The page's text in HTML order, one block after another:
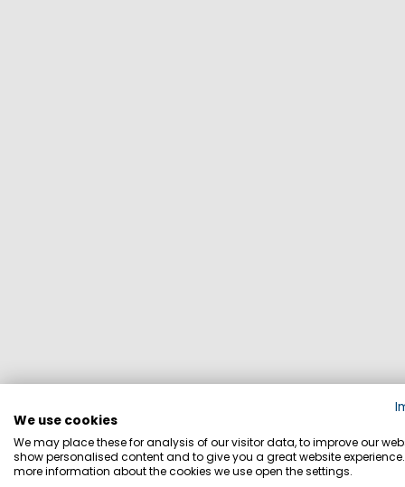
We use cookies
We may place these for analysis of our visitor data, to improve our
show personalised content and to give you a great website experience.
more information about the cookies we use open the settings.